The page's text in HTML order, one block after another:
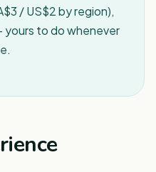
/ US$2 by region),
yours to do whenever